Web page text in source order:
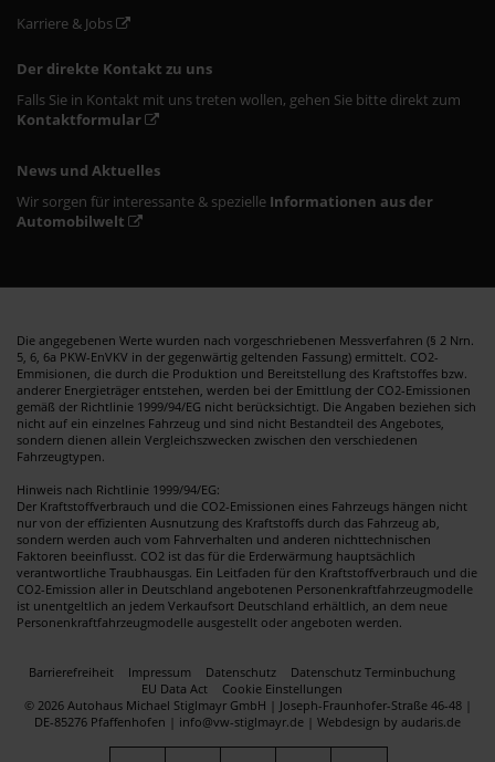
Karriere & Jobs
Der direkte Kontakt zu uns
Falls Sie in Kontakt mit uns treten wollen, gehen Sie bitte direkt zum
Kontaktformular
News und Aktuelles
Wir sorgen für interessante & spezielle Informationen aus der
Automobilwelt
Die angegebenen Werte wurden nach vorgeschriebenen Messverfahren (§ 2 Nrn.
5, 6, 6a PKW-EnVKV in der gegenwärtig geltenden Fassung) ermittelt. CO2-
Emmisionen, die durch die Produktion und Bereitstellung des Kraftstoffes bzw.
anderer Energieträger entstehen, werden bei der Emittlung der CO2-Emissionen
gemäß der Richtlinie 1999/94/EG nicht berücksichtigt. Die Angaben beziehen sich
nicht auf ein einzelnes Fahrzeug und sind nicht Bestandteil des Angebotes,
sondern dienen allein Vergleichszwecken zwischen den verschiedenen
Fahrzeugtypen.
Hinweis nach Richtlinie 1999/94/EG:
Der Kraftstoffverbrauch und die CO2-Emissionen eines Fahrzeugs hängen nicht
nur von der effizienten Ausnutzung des Kraftstoffs durch das Fahrzeug ab,
sondern werden auch vom Fahrverhalten und anderen nichttechnischen
Faktoren beeinflusst. CO2 ist das für die Erderwärmung hauptsächlich
verantwortliche Traubhausgas. Ein Leitfaden für den Kraftstoffverbrauch und die
CO2-Emission aller in Deutschland angebotenen Personenkraftfahrzeugmodelle
ist unentgeltlich an jedem Verkaufsort Deutschland erhältlich, an dem neue
Personenkraftfahrzeugmodelle ausgestellt oder angeboten werden.
Barrierefreiheit Impressum Datenschutz
Datenschutz Terminbuchung
EU Data Act
Cookie Einstellungen
© 2026 Autohaus Michael Stiglmayr GmbH | Joseph-Fraunhofer-Straße 46-48 |
DE-85276 Pfaffenhofen | info@vw-stiglmayr.de | Webdesign by audaris.de